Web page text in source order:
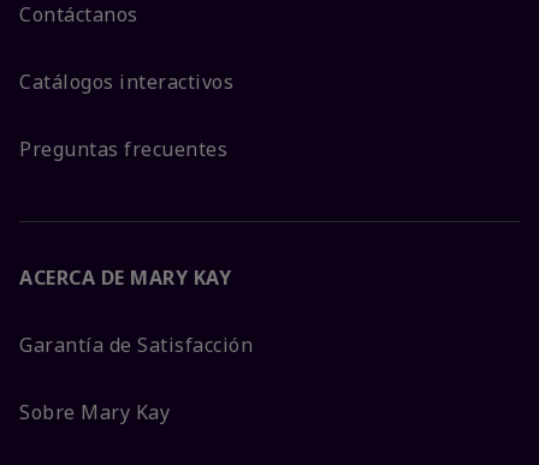
Contáctanos
Catálogos interactivos
Preguntas frecuentes
ACERCA DE MARY KAY
Garantía de Satisfacción
Sobre Mary Kay